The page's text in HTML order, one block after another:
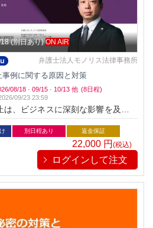
(別日あり) ON AIR
弁護士法人モノリス法律事務所
例に関する原因と対策
08/18 · 09/15 · 10/13 他 (8日程)
09/23 23:59
、ビジネスに深刻な影響を及ぼし
発中止の原因を解明し、そのリスク
対策を学びます。法律面からプロジ
え分かりやすく解説します。これか
立つ知識を一緒に身につけましょ
別日程あり 返金保証
22,000 円 (税込)
ログインして注文